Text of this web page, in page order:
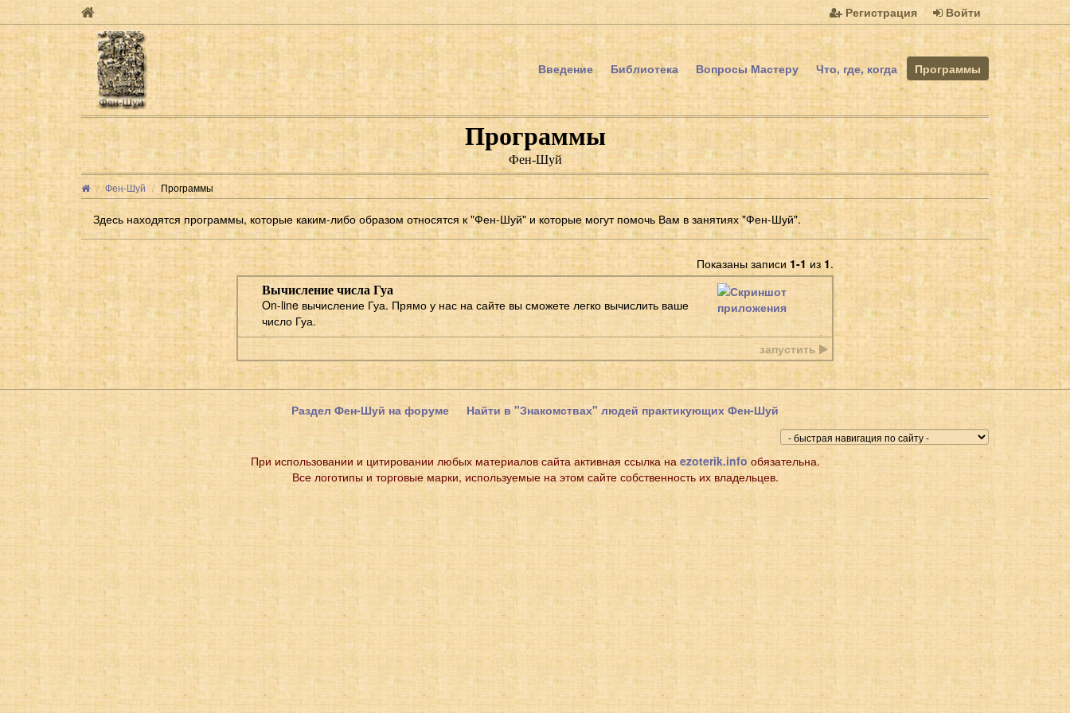
Регистрация Войти
Введение Библиотека Вопросы Мастеру Что, где, когда Программы
Программы
Фен-Шуй
Фен-Шуй Программы
Здесь находятся программы, которые каким-либо образом относятся к "Фен-Шуй" и которые могут помочь Вам в занятиях "Фен-Шуй".
Показаны записи 1-1 из 1.
Вычисление числа Гуа
On-line вычисление Гуа. Прямо у нас на сайте вы сможете легко вычислить ваше
число Гуа.
запустить
Раздел Фен-Шуй на форуме Найти в "Знакомствах" людей практикующих Фен-Шуй
При использовании и цитировании любых материалов сайта активная ссылка наezoterik.infoобязательна.
Все логотипы и торговые марки, используемые на этом сайте собственность их владельцев.